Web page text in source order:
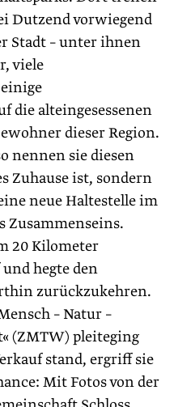
Dutzend vorwiegend
Stadt – unter ihnen
viele
die alteingesessenen
dieser Region.
nennen sie diesen
Zuhause ist, sondern
neue Haltestelle im
Zusammenseins.
20 Kilometer
hegte den
zurückzukehren.
– ­Natur –
(ZMTW) pleiteging
stand, ergriff sie
Mit Fotos von der